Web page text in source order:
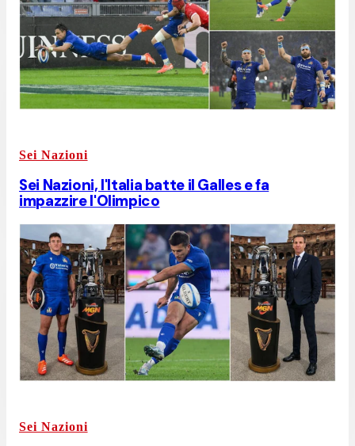
Sei Nazioni
Sei Nazioni, l'Italia batte il Galles e fa
impazzire l'Olimpico
Sei Nazioni